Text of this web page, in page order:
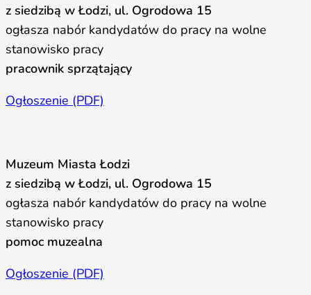
z siedzibą w Łodzi, ul. Ogrodowa 15
ogłasza nabór kandydatów do pracy na wolne
stanowisko pracy
pracownik sprzątający
Ogłoszenie (PDF)
Muzeum Miasta Łodzi
z siedzibą w Łodzi, ul. Ogrodowa 15
ogłasza nabór kandydatów do pracy na wolne
stanowisko pracy
pomoc muzealna
Ogłoszenie (PDF)